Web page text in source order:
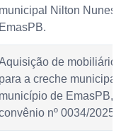
municipal Nilton Nunes
EmasPB.
de mobiliário
para a creche
município de EmasPB,
nº 0034/2025.